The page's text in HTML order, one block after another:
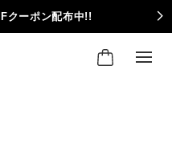
クーポン配布中!!